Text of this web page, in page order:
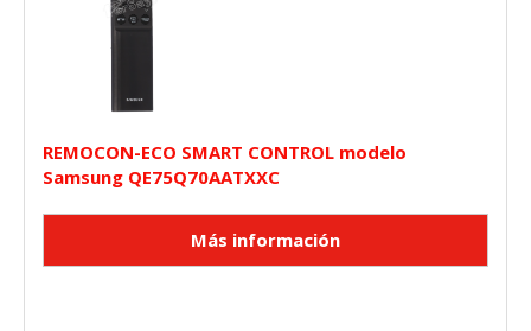
REMOCON-ECO SMART CONTROL modelo
Samsung QE75Q70AATXXC